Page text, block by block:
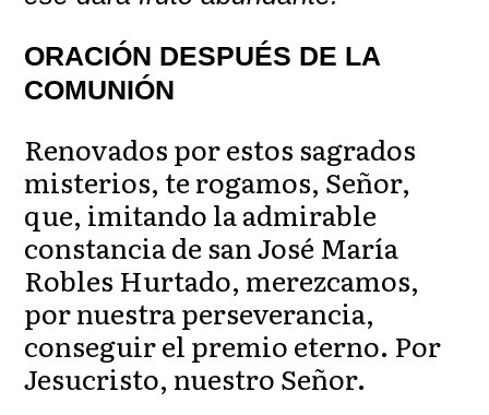
ORACIÓN DESPUÉS DE LA
COMUNIÓN
Renovados por estos sagrados
misterios, te rogamos, Señor,
que, imitando la admirable
constancia de san José María
Robles Hurtado, merezcamos,
por nuestra perseverancia,
conseguir el premio eterno. Por
Jesucristo, nuestro Señor.